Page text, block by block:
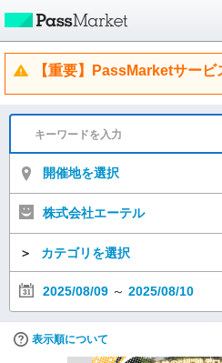
【重要】PassMarketサー
開催地を選択
株式会社エーテル
＞ カテゴリを選択
2025/08/09 ～ 2025/08/10
表示順について